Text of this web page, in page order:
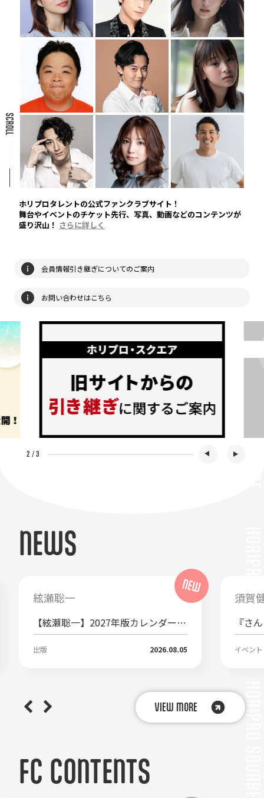
ホリプロタレントの公式ファンクラブサイト！
舞台やイベントのチケット先行、写真、動画などのコンテンツが
盛り沢山！ さらに詳しく
SCROLL
会員情報引き継ぎについてのご案内
お問い合わせはこちら
2 /3
NEWS
絃瀬聡一
【絃瀬聡一】2027年版カレンダー
[卓上]ご予約受付のご案内
出版 2026.08.05
須賀
『さ
ーー
イベント
VIEW MORE
FC CONTENTS